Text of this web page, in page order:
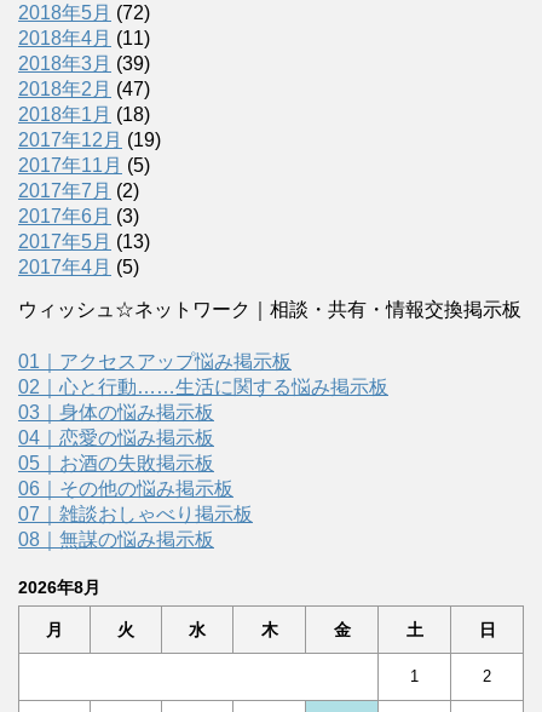
2018年5月 (72)
2018年4月 (11)
2018年3月 (39)
2018年2月 (47)
2018年1月 (18)
2017年12月 (19)
2017年11月 (5)
2017年7月 (2)
2017年6月 (3)
2017年5月 (13)
2017年4月 (5)
ウィッシュ☆ネットワーク｜相談・共有・情報交換掲示板
01｜アクセスアップ悩み掲示板
02｜心と行動……生活に関する悩み掲示板
03｜身体の悩み掲示板
04｜恋愛の悩み掲示板
05｜お酒の失敗掲示板
06｜その他の悩み掲示板
07｜雑談おしゃべり掲示板
08｜無謀の悩み掲示板
2026年8月
月 火 水 木 金 土 日
1 2